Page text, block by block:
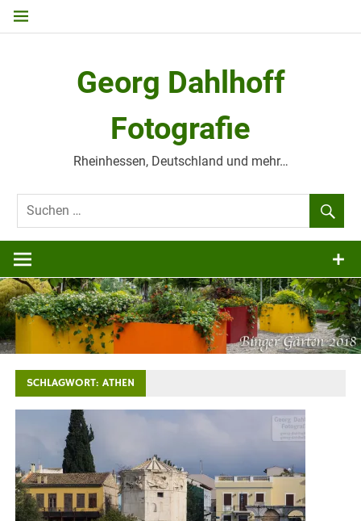
Zum
Georg Dahlhoff
Fotografie
Rheinhessen, Deutschland und mehr…
SCHLAGWORT:ATHEN